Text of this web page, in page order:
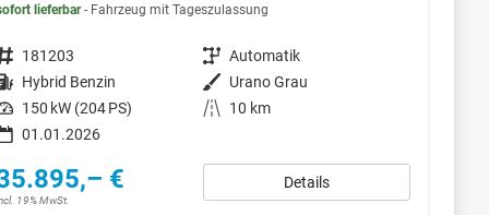
lieferbar Fahrzeug mit Tageszulassung
Fahrzeugnr. 181203 Getriebe Automatik
Kraftstoff Hybrid Benzin Außenfarbe Urano Grau
Leistung 150 kW (204 PS) Kilometerstand
10 km
01.01.2026
€
19% MwSt.
Details